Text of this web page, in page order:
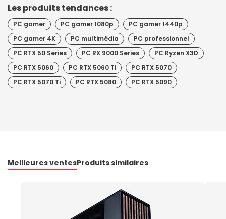
Les produits tendances :
PC gamer PC gamer 1080p
PC gamer 1440p
PC gamer 4K
PC multimédia
PC professionnel
PC RTX 50 Series
PC RX 9000 Series
PC Ryzen X3D
PC RTX 5060
PC RTX 5060 Ti
PC RTX 5070
PC RTX 5070 Ti
PC RTX 5080 PC RTX 5090
Meilleures ventesProduits similaires